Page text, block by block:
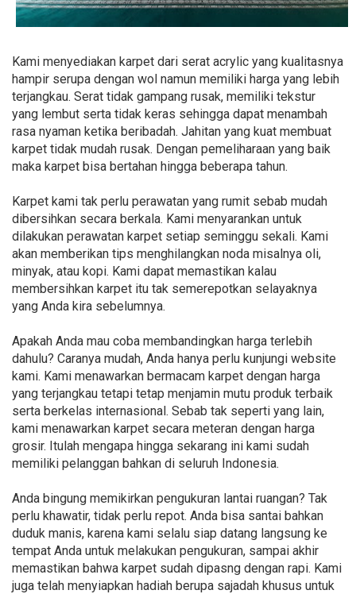
Kami menyediakan karpet dari serat acrylic yang kualitasnya
hampir serupa dengan wol namun memiliki harga yang lebih
terjangkau. Serat tidak gampang rusak, memiliki tekstur
yang lembut serta tidak keras sehingga dapat menambah
rasa nyaman ketika beribadah. Jahitan yang kuat membuat
karpet tidak mudah rusak. Dengan pemeliharaan yang baik
maka karpet bisa bertahan hingga beberapa tahun.
Karpet kami tak perlu perawatan yang rumit sebab mudah
dibersihkan secara berkala. Kami menyarankan untuk
dilakukan perawatan karpet setiap seminggu sekali. Kami
akan memberikan tips menghilangkan noda misalnya oli,
minyak, atau kopi. Kami dapat memastikan kalau
membersihkan karpet itu tak semerepotkan selayaknya
yang Anda kira sebelumnya.
Apakah Anda mau coba membandingkan harga terlebih
dahulu? Caranya mudah, Anda hanya perlu kunjungi website
kami. Kami menawarkan bermacam karpet dengan harga
yang terjangkau tetapi tetap menjamin mutu produk terbaik
serta berkelas internasional. Sebab tak seperti yang lain,
kami menawarkan karpet secara meteran dengan harga
grosir. Itulah mengapa hingga sekarang ini kami sudah
memiliki pelanggan bahkan di seluruh Indonesia.
Anda bingung memikirkan pengukuran lantai ruangan? Tak
perlu khawatir, tidak perlu repot. Anda bisa santai bahkan
duduk manis, karena kami selalu siap datang langsung ke
tempat Anda untuk melakukan pengukuran, sampai akhir
memastikan bahwa karpet sudah dipasng dengan rapi. Kami
juga telah menyiapkan hadiah berupa sajadah khusus untuk